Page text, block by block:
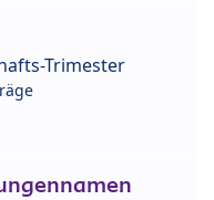
Trimester